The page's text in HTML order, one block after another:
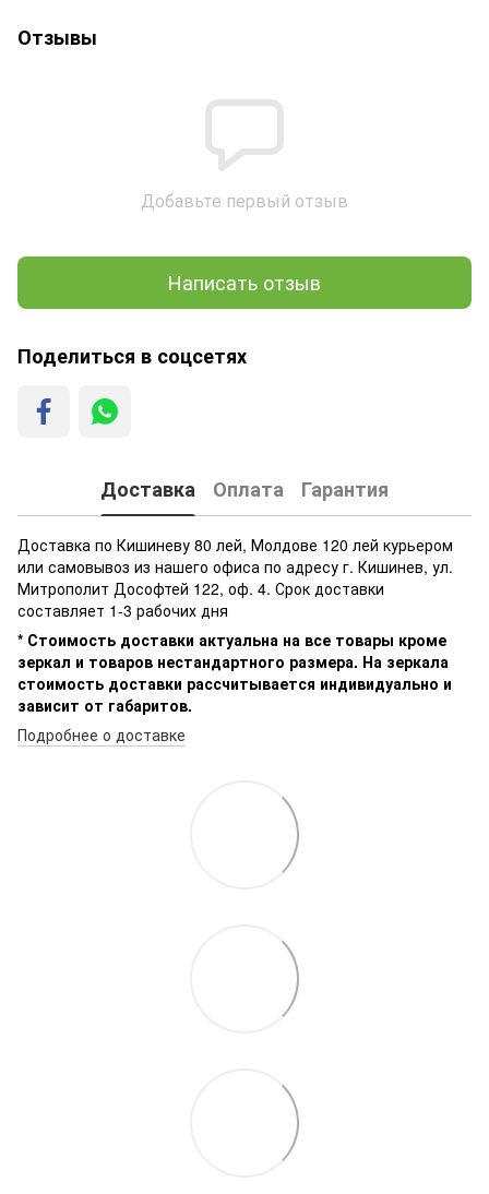
Отзывы
Добавьте первый отзыв
Написать отзыв
Поделиться в соцсетях
Доставка Оплата Гарантия
Доставка по Кишиневу 80 лей, Молдове 120 лей курьером
или самовывоз из нашего офиса по адресу г. Кишинев, ул.
Митрополит Дософтей 122, оф. 4. Срок доставки
составляет 1-3 рабочих дня
* Стоимость доставки актуальна на все товары кроме
зеркал и товаров нестандартного размера. На зеркала
стоимость доставки рассчитывается индивидуально и
зависит от габаритов.
Подробнее о доставке